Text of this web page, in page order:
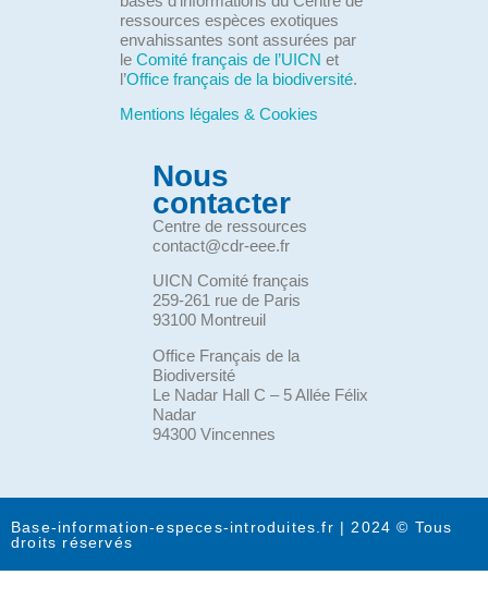
ressources espèces exotiques
envahissantes sont assurées par
le Comité français de l’UICN et
l’Office français de la biodiversité.
Mentions légales & Cookies
Nous
contacter
Centre de ressources
contact@cdr-eee.fr
UICN Comité français
259-261 rue de Paris
93100 Montreuil
Office Français de la
Biodiversité
Le Nadar Hall C – 5 Allée Félix
Nadar
94300 Vincennes
Base-information-especes-introduites.fr | 2024 © Tous
droits réservés